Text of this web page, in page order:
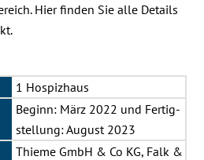
Hier finden Sie alle Details
1 Hospizhaus
Be­ginn: März 2022 und Fer­tig­
stel­lung: August 2023
Thieme GmbH & Co KG, Falk &